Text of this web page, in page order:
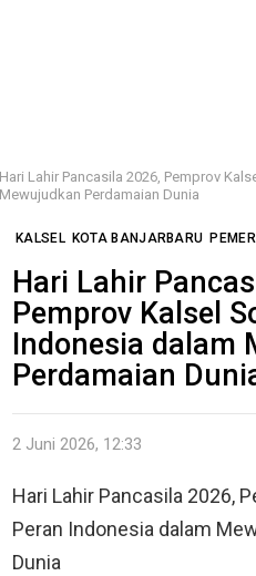
Hari Lahir Pancasila 2026, Pemprov
Mewujudkan Perdamaian Dunia
KALSEL KOTA BANJARBARU
Hari Lahir
Pemprov Kalsel
Indonesia dalam
Perdamaian
2 Juni 2026, 12:33
Hari Lahir Pancasila 2026,
Peran Indonesia dalam
Dunia